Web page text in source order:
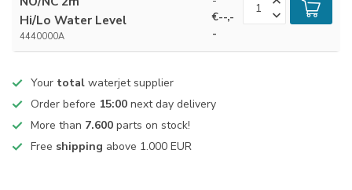
Hi/Lo Water Level
4440000A
€--,-
-
Your total waterjet supplier
Order before 15:00 next day delivery
More than 7.600 parts on stock!
Free shipping above 1.000 EUR